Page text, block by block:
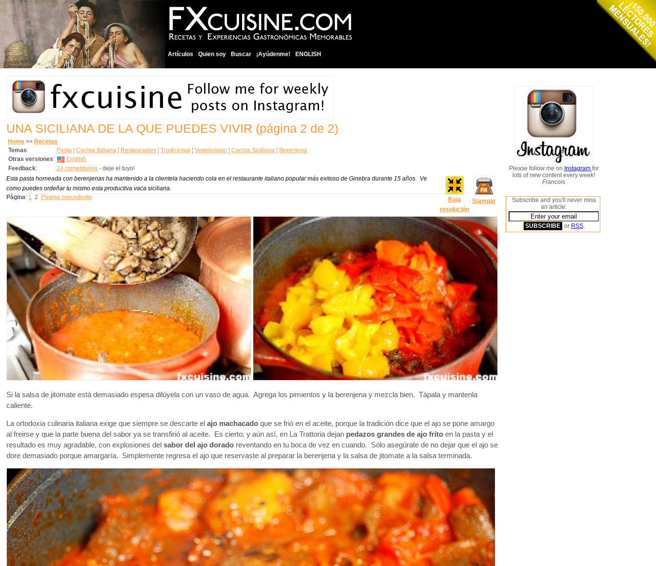
Artículos Quien soy Buscar ¡Ayúdenme! ENGLISH
UNA SICILIANA DE LA QUE PUEDES VIVIR (página 2 de 2)
Home >> Recetas
Temas: Pasta ¦ Cocina Italiana ¦ Restaurantes ¦ Tradicional ¦ Vegetariano ¦ Cocina Siciliana ¦ Berenjena
Otras versiones:
English
Feedback: 24 comentarios - deje el tuyo!
Baja
resolución
Stampar
Esta pasta horneada con berenjenas ha mantenido a la clientela haciendo cola en el restaurante italiano popular más exitoso de Ginebra durante 15 años. Ve
como puedes ordeñar tu mismo esta productiva vaca siciliana.
Página: 1 2 Página precedente
Si la salsa de jitomate está demasiado espesa dilúyela con un vaso de agua. Agrega los pimientos y la berenjena y mezcla bien. Tápala y mantenla
caliente.
La ortodoxia culinaria italiana exige que siempre se descarte el ajo machacado que se frió en el aceite, porque la tradición dice que el ajo se pone amargo
al freirse y que la parte buena del sabor ya se transfirió al aceite. Es cierto, y aún así, en La Trattoria dejan pedazos grandes de ajo frito en la pasta y el
resultado es muy agradable, con explosiones del sabor del ajo dorado reventando en tu boca de vez en cuando. Sólo asegúrate de no dejar que el ajo se
dore demasiado porque amargaría. Simplemente regresa el ajo que reservaste al preparar la berenjena y la salsa de jitomate a la salsa terminada.
Please follow me on Instagram for
lots of new content every week!
Francois
Subscribe and you'll never miss
an article:
or RSS.